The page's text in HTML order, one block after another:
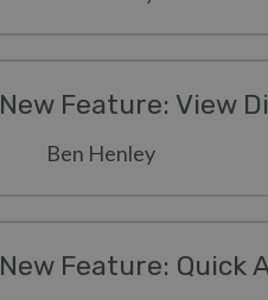
New Feature: View
Ben Henley
New Feature: Quick